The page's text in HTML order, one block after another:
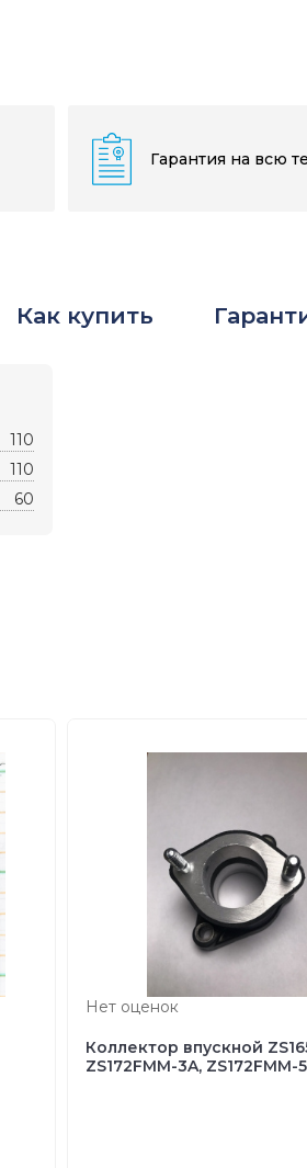
Гарантия на всю
Как купить
110
110
60
Нет оценок
Коллектор впускной
ZS172FMM-3A, ZS172FMM-5